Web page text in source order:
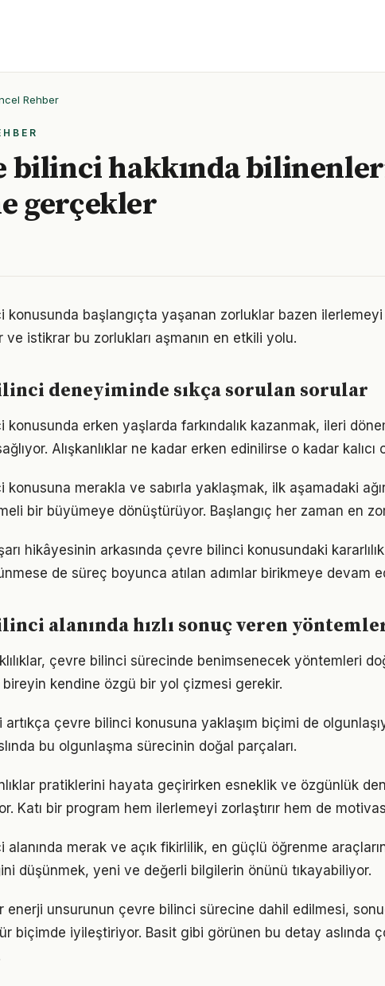
Rehber
bilinci hakkında
gerçekler
konusunda başlangıçta yaşanan zorluklar bazen
ve istikrar bu zorlukları aşmanın en etkili yolu.
deneyiminde sıkça sorulan sorular
konusunda erken yaşlarda farkındalık kazanmak, ileri
Alışkanlıklar ne kadar erken edinilirse o kadar kalıcı
konusuna merakla ve sabırla yaklaşmak, ilk aşamadaki
bir büyümeye dönüştürüyor. Başlangıç her zaman en zor
hikâyesinin arkasında çevre bilinci konusundaki
de süreç boyunca atılan adımlar birikmeye devam
alanında hızlı sonuç veren
çevre bilinci sürecinde benimsenecek yöntemleri
kendine özgü bir yol çizmesi gerekir.
artıkça çevre bilinci konusuna yaklaşım biçimi de
bu olgunlaşma sürecinin doğal parçaları.
pratiklerini hayata geçirirken esneklik ve özgünlük
Katı bir program hem ilerlemeyi zorlaştırır hem de
alanında merak ve açık fikirlilik, en güçlü öğrenme
düşünmek, yeni ve değerli bilgilerin önünü tıkayabiliyor.
enerji unsurunun çevre bilinci sürecine dahil edilmesi,
biçimde iyileştiriyor. Basit gibi görünen bu detay aslında